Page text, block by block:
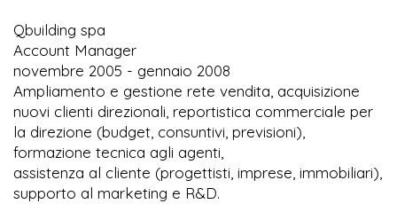
Qbuilding spa
Account Manager
novembre 2005 - gennaio 2008
Ampliamento e gestione rete vendita, acquisizione
nuovi clienti direzionali, reportistica commerciale per
la direzione (budget, consuntivi, previsioni),
formazione tecnica agli agenti,
assistenza al cliente (progettisti, imprese, immobiliari),
supporto al marketing e R&D.